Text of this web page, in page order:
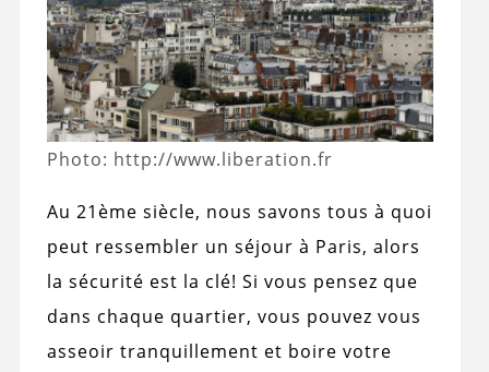
Photo: http://www.liberation.fr
Au 21ème siècle, nous savons tous à quoi
peut ressembler un séjour à Paris, alors
la sécurité est la clé! Si vous pensez que
dans chaque quartier, vous pouvez vous
asseoir tranquillement et boire votre